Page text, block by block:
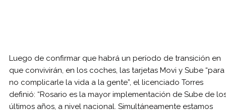
Luego de confirmar que habrá un período de transición en
que convivirán, en los coches, las tarjetas Movi y Sube “para
no complicarle la vida a la gente”, el licenciado Torres
definió: “Rosario es la mayor implementación de Sube de
últimos años, a nivel nacional. Simultáneamente estamos